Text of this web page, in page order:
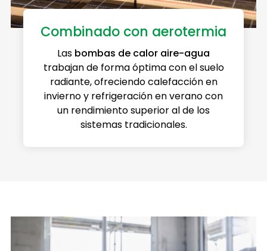
Combinado con aerotermia
Las bombas de calor aire-agua
trabajan de forma óptima con el suelo
radiante, ofreciendo calefacción en
invierno y refrigeración en verano con
un rendimiento superior al de los
sistemas tradicionales.